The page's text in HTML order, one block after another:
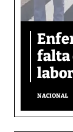
falta
NACIONAL